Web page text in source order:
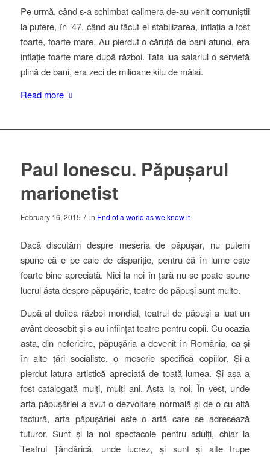
Pe urmă, când s-a schimbat calimera de-au venit comuniștii
la putere, în ’47, când au făcut ei stabilizarea, inflația a fost
foarte, foarte mare. Au pierdut o căruță de bani atunci, era
inflație foarte mare după război. Tata lua salariul o servietă
plină de bani, era zeci de milioane kilu de mălai.
Read more
Paul Ionescu. Păpușarul
marionetist
February 16, 2015 / in End of a world as we know it
Dacă discutăm despre meseria de păpușar, nu putem
spune că e pe cale de dispariție, pentru că în lume este
foarte bine apreciată. Nici la noi în țară nu se poate spune
lucrul ăsta despre păpușărie, teatre de păpuși sunt multe.
După al doilea război mondial, teatrul de păpuși a luat un
avânt deosebit și s-au înființat teatre pentru copii. Cu ocazia
asta, din nefericire, păpușăria a devenit în România, ca și
în alte țări socialiste, o meserie specifică copiilor. Și-a
pierdut latura artistică apreciată de toată lumea. Și așa a
fost catalogată mulți, mulți ani. Asta la noi. În vest, unde
arta păpușăriei a avut o dezvoltare normală și de o cu altă
factură, arta păpușăriei este o artă care se adresează
tuturor. Sunt și la noi spectacole pentru adulți, chiar la
Teatrul Țăndărică, unde lucrez, și sunt și alte trupe